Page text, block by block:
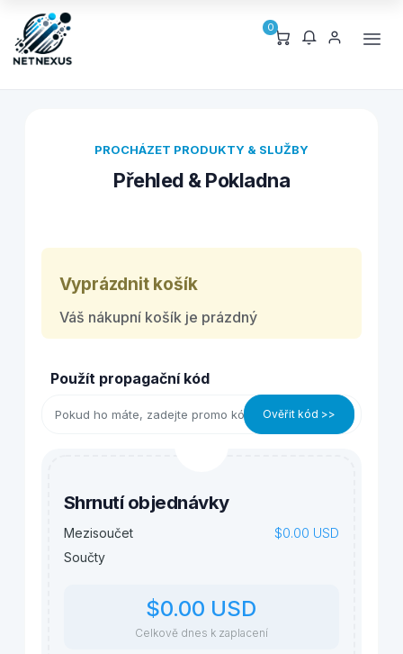
0
PROCHÁZET PRODUKTY & SLUŽBY
Přehled & Pokladna
Vyprázdnit košík
Váš nákupní košík je prázdný
Použít propagační kód
Ověřit kód >>
Shrnutí objednávky
Mezisoučet $0.00 USD
Součty
$0.00 USD
Celkově dnes k zaplacení